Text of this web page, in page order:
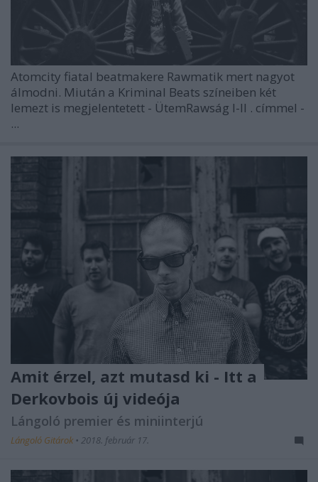
Atomcity fiatal beatmakere Rawmatik mert nagyot
álmodni. Miután a Kriminal Beats színeiben két
lemezt is megjelentetett - ÜtemRawság I-II . címmel -
...
Amit érzel, azt mutasd ki - Itt a
Derkovbois új videója
Lángoló premier és miniinterjú
Lángoló Gitárok • 2018. február 17.